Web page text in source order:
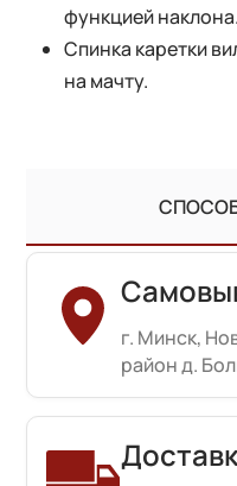
функцией наклона.
Спинка каретки
на мачту.
г. Минск,
район д.